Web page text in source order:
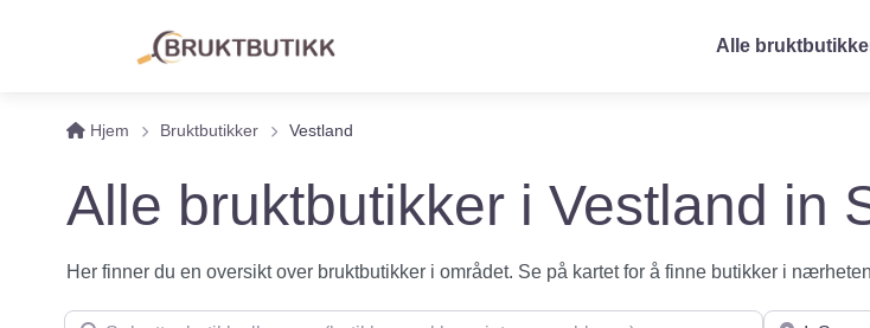
Alle
Hjem Bruktbutikker Vestland
Alle bruktbutikker i Vestland in
Her finner du en oversikt over bruktbutikker i området. Se på kartet for å finne butikker i
Søk etter butikk eller vare (butikknavn, klær, vintage, møbler …) Søk i